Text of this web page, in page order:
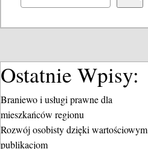
Ostatnie Wpisy:
Braniewo i usługi prawne dla
mieszkańców regionu
Rozwój osobisty dzięki wartościowym
publikacjom